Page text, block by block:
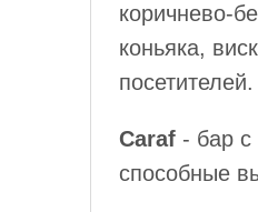
коричнево-
коньяка,
посетителей.
Caraf - бар
способные